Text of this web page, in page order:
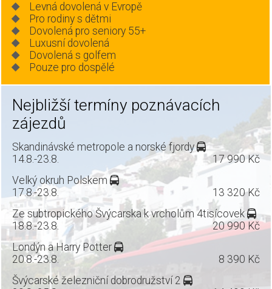
Levná dovolená v Evropě
Pro rodiny s dětmi
Dovolená pro seniory 55+
Luxusní dovolená
Dovolená s golfem
Pouze pro dospělé
Nejbližší termíny poznávacích
zájezdů
Skandinávské metropole a norské fjordy
17 990 Kč
14.8.-23.8.
Velký okruh Polskem
13 320 Kč
17.8.-23.8.
Ze subtropického Švýcarska k vrcholům 4tisícovek
20 990 Kč
18.8.-23.8.
Londýn a Harry Potter
8 390 Kč
20.8.-23.8.
Švýcarské železniční dobrodružství 2